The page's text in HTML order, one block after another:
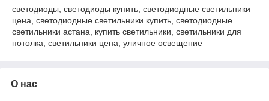
светодиоды, светодиоды купить, светодиодные светильники
цена, светодиодные светильники купить, светодиодные
светильники астана, купить светильники, светильники для
потолка, светильники цена, уличное освещение
О нас